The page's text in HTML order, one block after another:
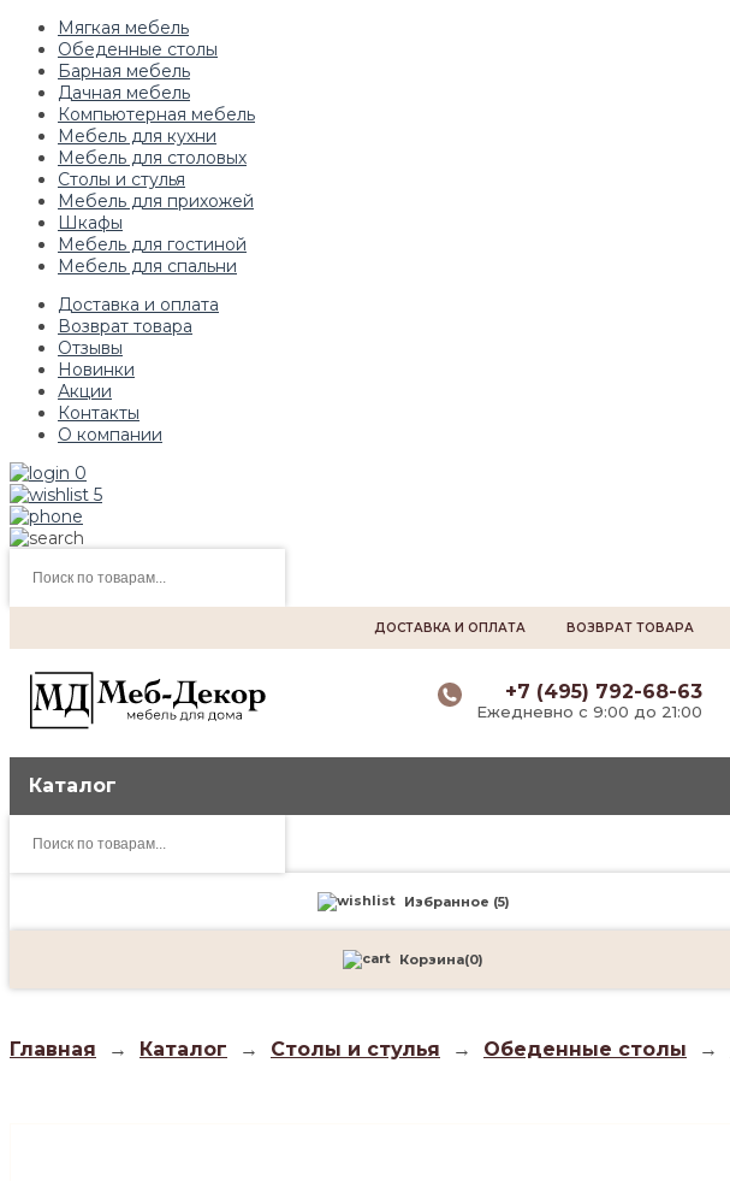
Мягкая мебель
Обеденные столы
Барная мебель
Дачная мебель
Компьютерная мебель
Мебель для кухни
Мебель для столовых
Столы и стулья
Мебель для прихожей
Шкафы
Мебель для гостиной
Мебель для спальни
Доставка и оплата
Возврат товара
Отзывы
Новинки
Акции
Контакты
О компании
0
5
товаров
ДОСТАВКА И ОПЛАТА ВОЗВРАТ ТОВАРА
+7 (495) 792-68-63
Ежедневно с 9:00 до 21:00
Каталог
товаров
Избранное (5)
Корзина(0)
Главная → Каталог → Столы и стулья → Обеденные столы →